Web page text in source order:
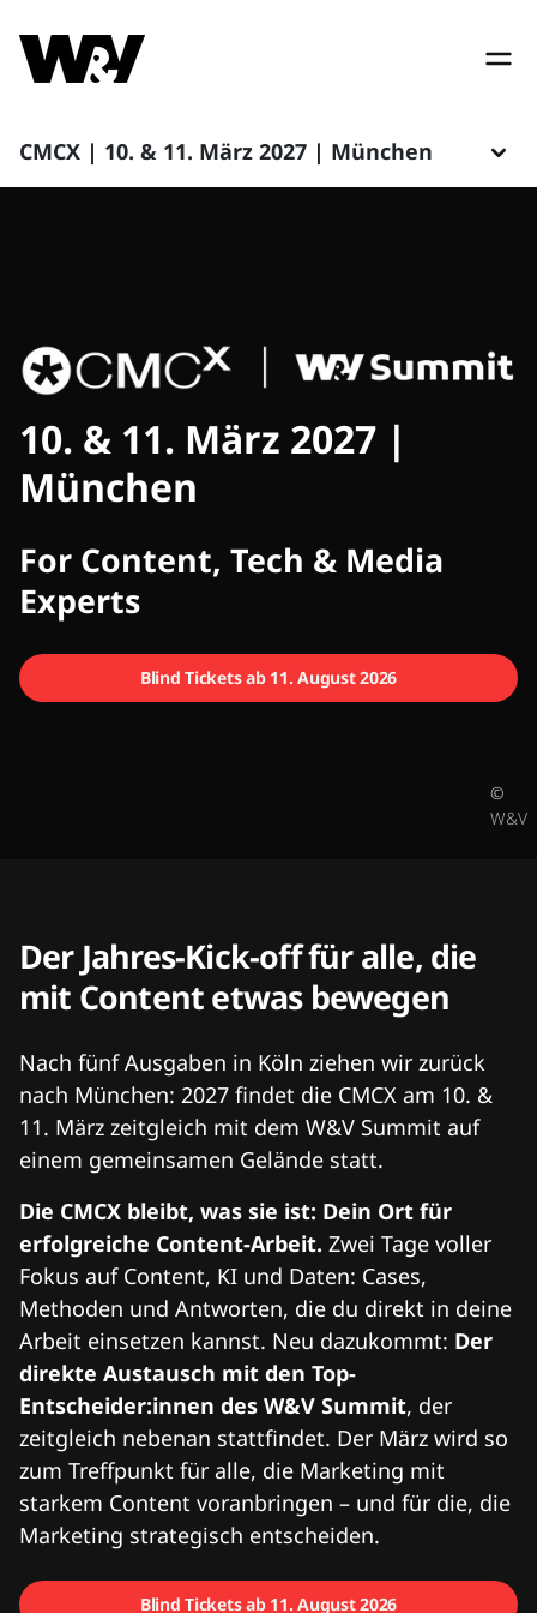
CMCX | 10. & 11. März 2027 | München
CMCX
10. & 11. März 2027 |
München
For Content, Tech & Media
Experts
Blind Tickets ab 11. August 2026
©
W&V
Der Jahres-Kick-off für alle, die
mit Content etwas bewegen
Nach fünf Ausgaben in Köln ziehen wir zurück
nach München: 2027 findet die CMCX am 10. &
11. März zeitgleich mit dem W&V Summit auf
einem gemeinsamen Gelände statt.
Die CMCX bleibt, was sie ist: Dein Ort für
erfolgreiche Content-Arbeit. Zwei Tage voller
Fokus auf Content, KI und Daten: Cases,
Methoden und Antworten, die du direkt in deine
Arbeit einsetzen kannst. Neu dazukommt: Der
direkte Austausch mit den Top-
Entscheider:innen des W&V Summit, der
zeitgleich nebenan stattfindet. Der März wird so
zum Treffpunkt für alle, die Marketing mit
starkem Content voranbringen – und für die, die
Marketing strategisch entscheiden.
Blind Tickets ab 11. August 2026